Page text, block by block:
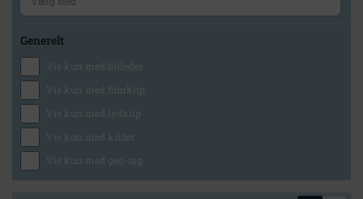
Generelt
Vis kun med billeder
Vis kun med filmklip
Vis kun med lydklip
Vis kun med kilder
Vis kun med geo-tag